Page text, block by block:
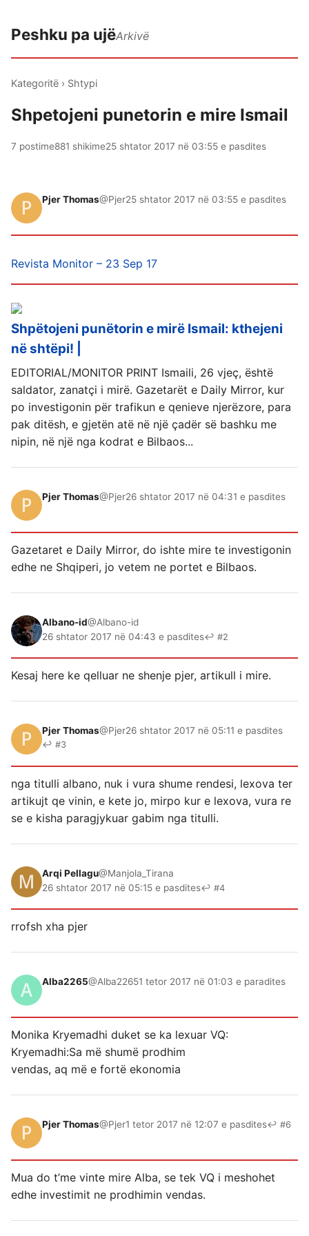
Peshku pa ujëArkivë
Kategoritë › Shtypi
Shpetojeni punetorin e mire Ismail
7 postime881 shikime25 shtator 2017 në 03:55 e pasdites
Pjer Thomas@Pjer25 shtator 2017 në 03:55 e pasdites
Revista Monitor – 23 Sep 17
Shpëtojeni punëtorin e mirë Ismail: kthejeni
në shtëpi! |
EDITORIAL/MONITOR PRINT Ismaili, 26 vjeç, është
saldator, zanatçi i mirë. Gazetarët e Daily Mirror, kur
po investigonin për trafikun e qenieve njerëzore, para
pak ditësh, e gjetën atë në një çadër së bashku me
nipin, në një nga kodrat e Bilbaos...
Pjer Thomas@Pjer26 shtator 2017 në 04:31 e pasdites
Gazetaret e Daily Mirror, do ishte mire te investigonin
edhe ne Shqiperi, jo vetem ne portet e Bilbaos.
Albano-id@Albano-id
26 shtator 2017 në 04:43 e pasdites↩ #2
Kesaj here ke qelluar ne shenje pjer, artikull i mire.
Pjer Thomas@Pjer26 shtator 2017 në 05:11 e pasdites
↩ #3
nga titulli albano, nuk i vura shume rendesi, lexova ter
artikujt qe vinin, e kete jo, mirpo kur e lexova, vura re
se e kisha paragjykuar gabim nga titulli.
Arqi Pellagu@Manjola_Tirana
26 shtator 2017 në 05:15 e pasdites↩ #4
rrofsh xha pjer
Alba2265@Alba22651 tetor 2017 në 01:03 e paradites
Monika Kryemadhi duket se ka lexuar VQ:
Kryemadhi:Sa më shumë prodhim
vendas, aq më e fortë ekonomia
Pjer Thomas@Pjer1 tetor 2017 në 12:07 e pasdites↩ #6
Mua do t’me vinte mire Alba, se tek VQ i meshohet
edhe investimit ne prodhimin vendas.